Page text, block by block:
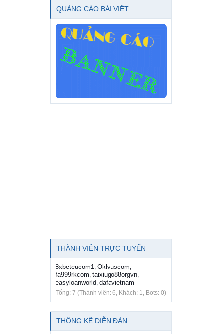
QUẢNG CÁO BÀI VIẾT
THÀNH VIÊN TRỰC TUYẾN
8xbeteucom1 Oklvuscom
fa999rkcom taixiugo88orgvn
easyloanworld dafavietnam
Tổng: 7 (Thành viên: 6, Khách: 1, Bots: 0)
THỐNG KÊ DIỄN ĐÀN